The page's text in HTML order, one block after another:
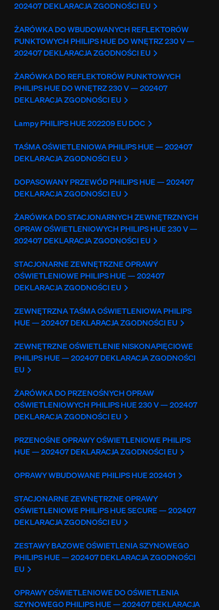
202407 DEKLARACJA ZGODNOŚCI EU
ŻARÓWKA DO WBUDOWANYCH REFLEKTORÓW
PUNKTOWYCH PHILIPS HUE DO WNĘTRZ 230 V —
202407 DEKLARACJA ZGODNOŚCI EU
ŻARÓWKA DO REFLEKTORÓW PUNKTOWYCH
PHILIPS HUE DO WNĘTRZ 230 V — 202407
DEKLARACJA ZGODNOŚCI EU
Lampy PHILIPS HUE 202209 EU DOC
TAŚMA OŚWIETLENIOWA PHILIPS HUE — 202407
DEKLARACJA ZGODNOŚCI EU
DOPASOWANY PRZEWÓD PHILIPS HUE — 202407
DEKLARACJA ZGODNOŚCI EU
ŻARÓWKA DO STACJONARNYCH ZEWNĘTRZNYCH
OPRAW OŚWIETLENIOWYCH PHILIPS HUE 230 V —
202407 DEKLARACJA ZGODNOŚCI EU
STACJONARNE ZEWNĘTRZNE OPRAWY
OŚWIETLENIOWE PHILIPS HUE — 202407
DEKLARACJA ZGODNOŚCI EU
ZEWNĘTRZNA TAŚMA OŚWIETLENIOWA PHILIPS
HUE — 202407 DEKLARACJA ZGODNOŚCI EU
ZEWNĘTRZNE OŚWIETLENIE NISKONAPIĘCIOWE
PHILIPS HUE — 202407 DEKLARACJA ZGODNOŚCI
EU
ŻARÓWKA DO PRZENOŚNYCH OPRAW
OŚWIETLENIOWYCH PHILIPS HUE 230 V — 202407
DEKLARACJA ZGODNOŚCI EU
PRZENOŚNE OPRAWY OŚWIETLENIOWE PHILIPS
HUE — 202407 DEKLARACJA ZGODNOŚCI EU
OPRAWY WBUDOWANE PHILIPS HUE 202401
STACJONARNE ZEWNĘTRZNE OPRAWY
OŚWIETLENIOWE PHILIPS HUE SECURE — 202407
DEKLARACJA ZGODNOŚCI EU
ZESTAWY BAZOWE OŚWIETLENIA SZYNOWEGO
PHILIPS HUE — 202407 DEKLARACJA ZGODNOŚCI
EU
OPRAWY OŚWIETLENIOWE DO OŚWIETLENIA
SZYNOWEGO PHILIPS HUE — 202407 DEKLARACJA